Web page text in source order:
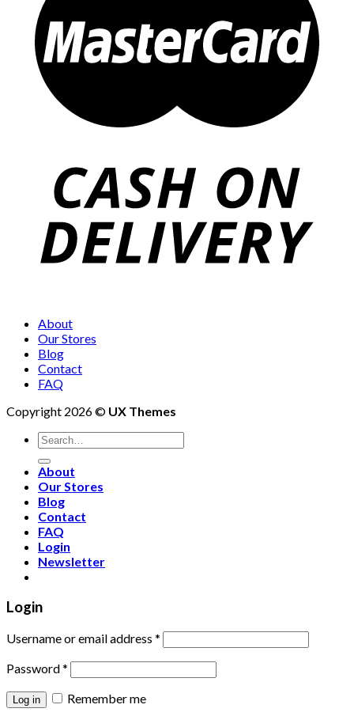
About
Our Stores
Blog
Contact
FAQ
Copyright 2026 © UX Themes
About
Our Stores
Blog
Contact
FAQ
Login
Newsletter
Login
Username or email address *
Password*
Log in Remember me